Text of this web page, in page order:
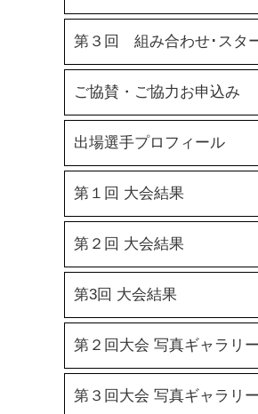
第３回 組み合わせ･スタ
ご協賛・ご協力お申込み
出場選手プロフィール
第１回 大会結果
第２回 大会結果
第3回 大会結果
第２回大会 写真ギャラリー
第３回大会 写真ギャラリー